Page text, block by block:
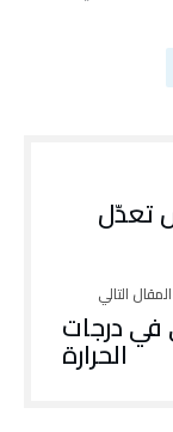
تعدّل
في درجات
الحرارة